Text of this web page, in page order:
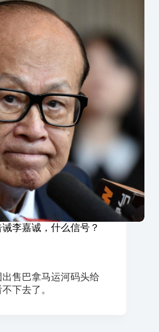
诫李嘉诚，什么信号？
售巴拿马运河码头给
下去了。